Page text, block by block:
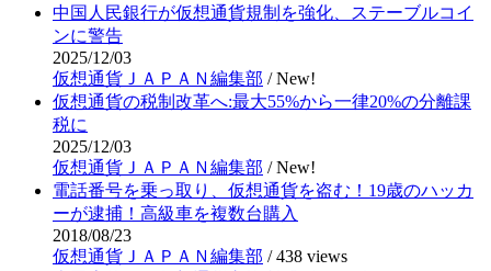
中国人民銀行が仮想通貨規制を強化、ステーブルコイ
ンに警告
2025/12/03
仮想通貨ＪＡＰＡＮ編集部 /New!
仮想通貨の税制改革へ:最大55%から一律20%の分離課
税に
2025/12/03
仮想通貨ＪＡＰＡＮ編集部 /New!
電話番号を乗っ取り、仮想通貨を盗む！19歳のハッカ
ーが逮捕！高級車を複数台購入
2018/08/23
仮想通貨ＪＡＰＡＮ編集部 /438 views